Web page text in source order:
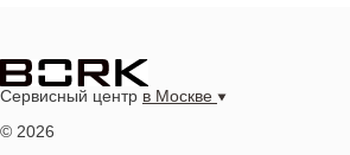
Сервисный центр в Москве
© 2026